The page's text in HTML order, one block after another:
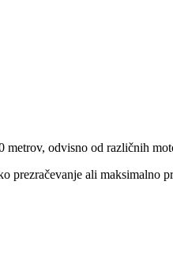
metrov, odvisno od različnih
prezračevanje ali maksimalno